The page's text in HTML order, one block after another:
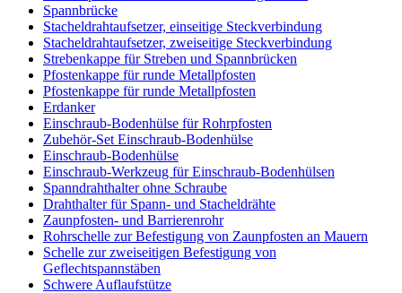
Spannbrücke
Stacheldrahtaufsetzer, einseitige Steckverbindung
Stacheldrahtaufsetzer, zweiseitige Steckverbindung
Strebenkappe für Streben und Spannbrücken
Pfostenkappe für runde Metallpfosten
Pfostenkappe für runde Metallpfosten
Erdanker
Einschraub-Bodenhülse für Rohrpfosten
Zubehör-Set Einschraub-Bodenhülse
Einschraub-Bodenhülse
Einschraub-Werkzeug für Einschraub-Bodenhülsen
Spanndrahthalter ohne Schraube
Drahthalter für Spann- und Stacheldrähte
Zaunpfosten- und Barrierenrohr
Rohrschelle zur Befestigung von Zaunpfosten an Mauern
Schelle zur zweiseitigen Befestigung von
Geflechtspannstäben
Schwere Auflaufstütze